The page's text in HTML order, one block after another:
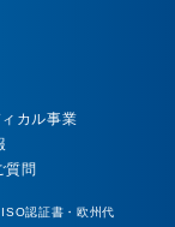
カル事業
質問
認証書・欧州代